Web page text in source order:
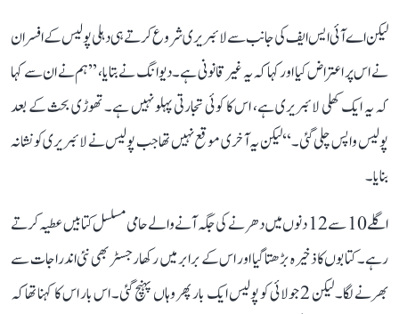
لیکن اے آئی ایس ایف کی جانب سے لائبریری شروع کرتے ہی دہلی پولیس کے افسران
نے اس پر اعتراض کیا اور کہا کہ یہ غیر قانونی ہے۔ دیوانگ نے بتایا، ’’ہم نے ان سے کہا
کہ یہ ایک کھلی لائبریری ہے، اس کا کوئی تجارتی پہلو نہیں ہے۔ تھوڑی بحث کے بعد
پولیس واپس چلی گئی۔‘‘ لیکن یہ آخری موقع نہیں تھا جب پولیس نے لائبریری کو نشانہ
بنایا۔
اگلے 10 سے 12 دنوں میں دھرنے کی جگہ آنے والے حامی مسلسل کتابیں عطیہ کرتے
رہے۔ کتابوں کا ذخیرہ بڑھتا گیا اور اس کے برابر میں رکھا رجسٹر بھی نئی اندراجات سے
بھرنے لگا۔ لیکن 2 جولائی کو پولیس ایک بار پھر وہاں پہنچ گئی۔ اس بار اس کا کہنا تھا کہ